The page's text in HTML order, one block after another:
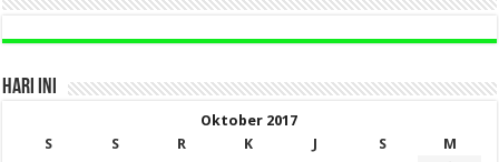
HARI INI
Oktober 2017
S
S R K J S
M